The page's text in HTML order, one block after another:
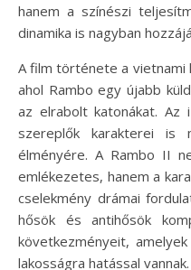
hanem a színészi
dinamika is nagyban
A film története a vietnami
ahol Rambo egy újabb
az elrabolt katonákat. Az
szereplők karakterei is
élményére. A Rambo II
emlékezetes, hanem a
cselekmény drámai
hősök és antihősök
következményeit,
lakosságra hatással vannak.